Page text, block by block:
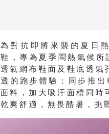
為對抗即將來襲的夏日
鞋，專為夏季悶熱氣候
透氣網布鞋面及鞋底透氣
透的跑步體驗；同步推
面料，加大吸汗面積同時
乾爽舒適，無畏酷暑，挑